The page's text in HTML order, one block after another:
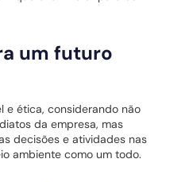
um futuro
e ética, considerando não
da empresa, mas
decisões e atividades nas
ambiente como um todo.